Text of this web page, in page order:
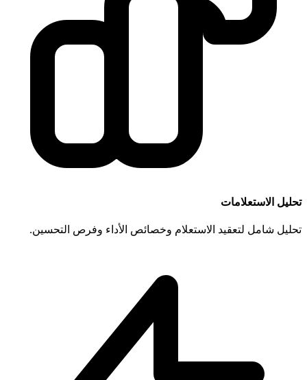
تحليل الاستعلامات
تحليل شامل لتعقيد الاستعلام وخصائص الأداء وفرص التحسين.